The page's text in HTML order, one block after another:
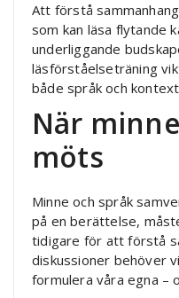
Att förstå
som kan läsa flytande
underliggande
läsförståelseträning
både språk och
När
möts
Minne och språk
på en berättelse,
tidigare för att förstå
diskussioner behöver
formulera våra egna –